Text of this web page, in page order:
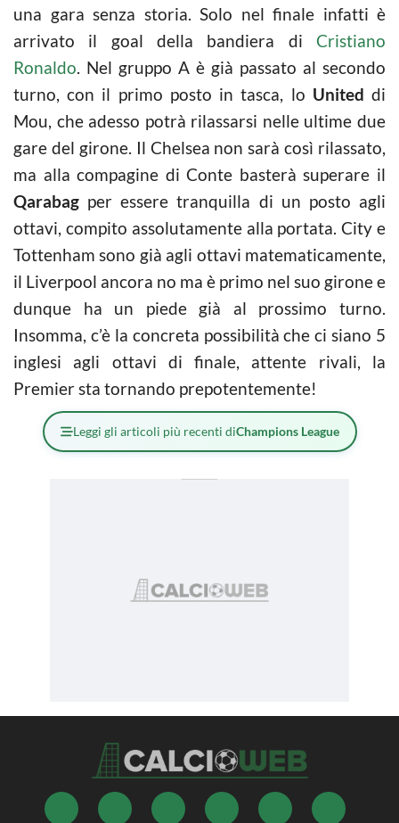
una gara senza storia. Solo nel finale infatti è
arrivato il goal della bandiera di Cristiano
Ronaldo. Nel gruppo A è già passato al secondo
turno, con il primo posto in tasca, lo United di
Mou, che adesso potrà rilassarsi nelle ultime due
gare del girone. Il Chelsea non sarà così rilassato,
ma alla compagine di Conte basterà superare il
Qarabag per essere tranquilla di un posto agli
ottavi, compito assolutamente alla portata. City e
Tottenham sono già agli ottavi matematicamente,
il Liverpool ancora no ma è primo nel suo girone e
dunque ha un piede già al prossimo turno.
Insomma, c’è la concreta possibilità che ci siano 5
inglesi agli ottavi di finale, attente rivali, la
Premier sta tornando prepotentemente!
Leggi gli articoli più recenti diChampions League